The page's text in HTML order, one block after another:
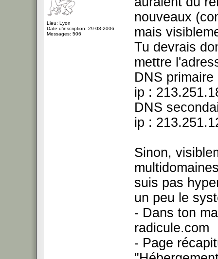
Lieu: Lyon
Date d'inscription: 29-08-2006
Messages: 506
nouveaux
mais
Tu devrais
mettre
DNS
ip :
DNS
ip :
Sinon,
suis pas
un peu le
- Dans ton
radicule.com
- Page